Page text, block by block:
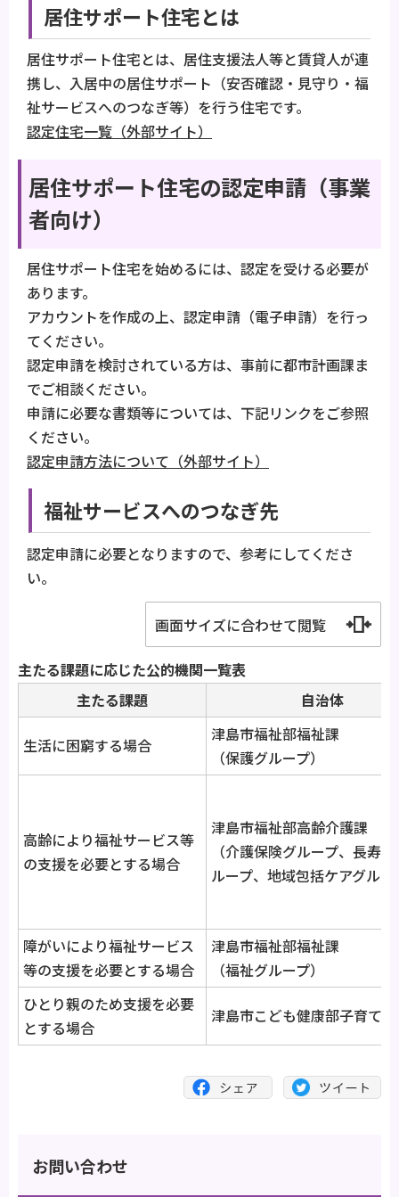
居住サポート住宅とは
居住サポート住宅とは、居住支援法人等と賃貸人が連
携し、入居中の居住サポート（安否確認・見守り・福
祉サービスへのつなぎ等）を行う住宅です。
認定住宅一覧（外部サイト）
居住サポート住宅の認定申請（事業
者向け）
居住サポート住宅を始めるには、認定を受ける必要が
あります。
アカウントを作成の上、認定申請（電子申請）を行っ
てください。
認定申請を検討されている方は、事前に都市計画課ま
でご相談ください。
申請に必要な書類等については、下記リンクをご参照
ください。
認定申請方法について（外部サイト）
福祉サービスへのつなぎ先
認定申請に必要となりますので、参考にしてくださ
い。
画面サイズに合わせて閲覧
主たる課題に応じた公的機関一覧表
主たる課題
自治体
生活に困窮する場合
津島市福祉部福祉課
（保護グループ）
高齢により福祉サービス等
の支援を必要とする場合
津島市福祉部高齢介護課
（介護保険グループ、長寿
ループ、地域包括ケアグルー
障がいにより福祉サービス
等の支援を必要とする場合
津島市福祉部福祉課
（福祉グループ）
ひとり親のため支援を必要
とする場合
津島市こども健康部子育て
お問い合わせ